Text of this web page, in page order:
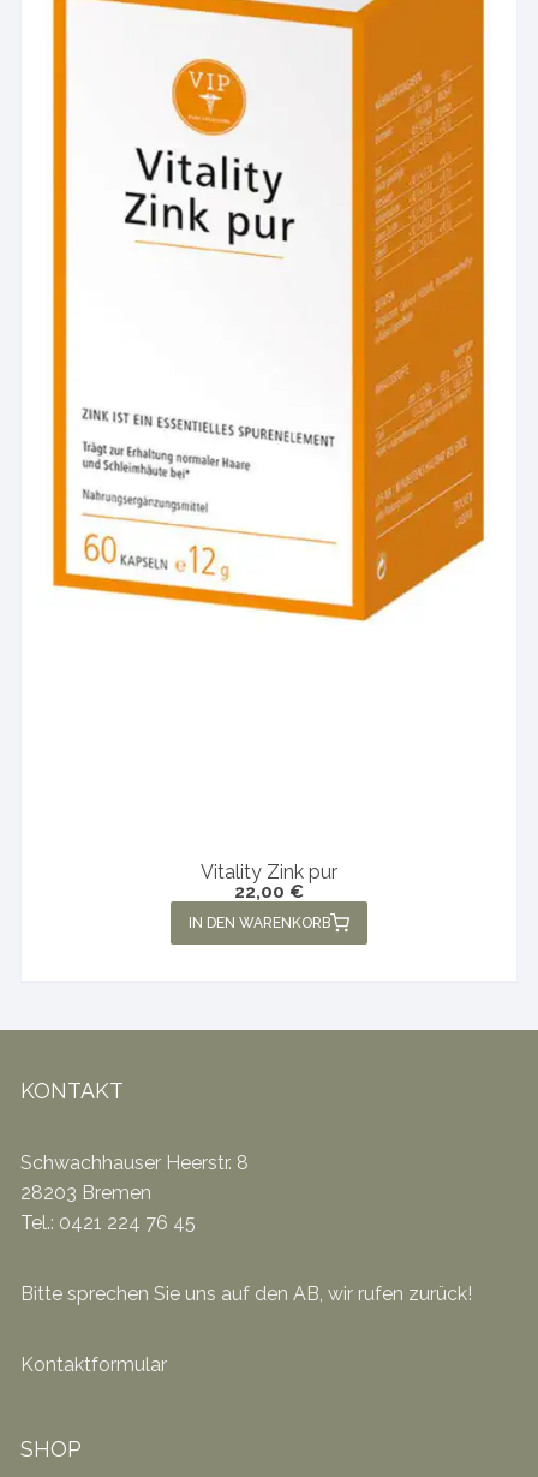
Vitality Zink pur
22,00 €
IN DEN WARENKORB
KONTAKT
Schwachhauser Heerstr. 8
28203 Bremen
Tel.: 0421 224 76 45
Bitte sprechen Sie uns auf den AB, wir rufen zurück!
Kontaktformular
SHOP